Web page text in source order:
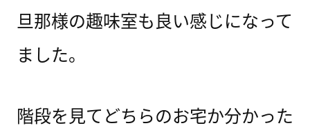
旦那様の趣味室も良い感じになって
ました。
階段を見てどちらのお宅か分かった